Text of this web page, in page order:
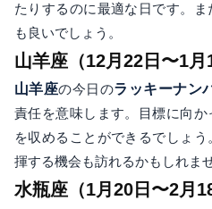
たりするのに最適な日です。
も良いでしょう。
山羊座（12月22日〜1月
山羊座の今日のラッキーナン
責任を意味します。目標に向
を収めることができるでしょ
揮する機会も訪れるかもしれませ
水瓶座（1月20日〜2月